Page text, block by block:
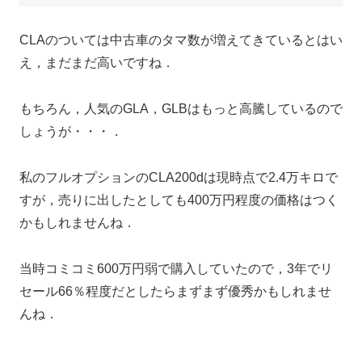
CLAのついては中古車のタマ数が増えてきているとはい
え，まだまだ高いですね．
もちろん，人気のGLA，GLBはもっと高騰しているので
しょうが・・・．
私のフルオプションのCLA200dは現時点で2.4万キロで
すが，売りに出したとしても400万円程度の価格はつく
かもしれませんね．
当時コミコミ600万円弱で購入していたので，3年でリ
セール66％程度だとしたらまずまず優秀かもしれませ
んね．